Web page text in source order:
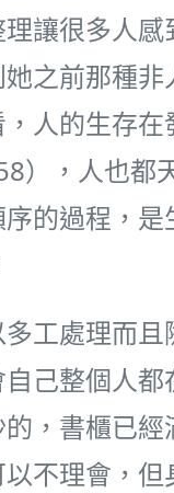
讓很多人
之前那種
人的生存
），人也都
的過程，
工處理而
己整個人
，書櫃已
不理會，